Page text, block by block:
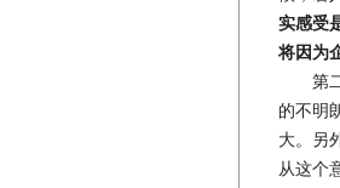
实感受
将因为
第二
的不明
大。另
从这个